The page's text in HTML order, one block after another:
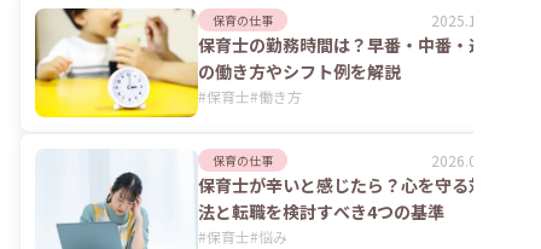
保育の仕事 2025.10.10
保育士の勤務時間は？早番・中番・遅番
の働き方やシフト例を解説
#保育士#働き方
保育の仕事 2026.05.07
保育士が辛いと感じたら？心を守る対処
法と転職を検討すべき4つの基準
#保育士#悩み